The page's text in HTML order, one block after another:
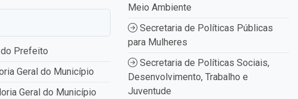
Prefeito
Geral do Município
Geral do Município
Meio Ambiente
Secretaria de Políticas Públicas
para Mulheres
Secretaria de Políticas Sociais,
Desenvolvimento, Trabalho e
Juventude